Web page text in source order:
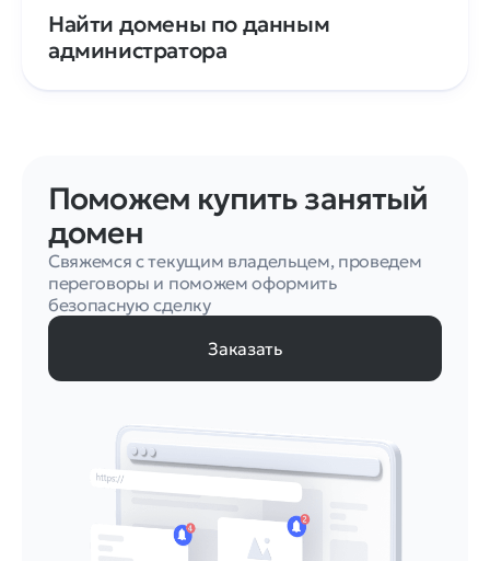
Найти домены по данным
администратора
Поможем купить занятый
домен
Свяжемся с текущим владельцем, проведем
переговоры и поможем оформить
безопасную сделку
Заказать